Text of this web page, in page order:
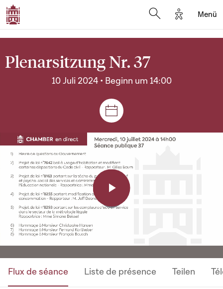
Options
Menü
Plenarsitzung Nr. 37
10 Juli 2024 • Beginn um 14:00
Plenar- und
Play
Flux de séance Liste de présence Teilen